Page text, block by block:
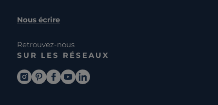
Nous écrire
Retrouvez-nous
SUR LES RÉSEAUX